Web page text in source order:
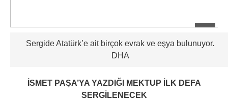
Sergide Atatürk’e ait birçok evrak ve eşya bulunuyor.
DHA
İSMET PAŞA’YA YAZDIĞI MEKTUP İLK DEFA
SERGİLENECEK